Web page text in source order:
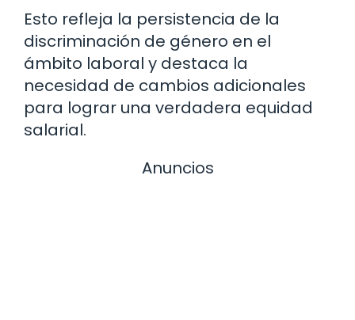
Esto refleja la persistencia de la
discriminación de género en el
ámbito laboral y destaca la
necesidad de cambios adicionales
para lograr una verdadera equidad
salarial.
Anuncios